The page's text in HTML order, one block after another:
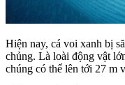
Hiện nay, cá voi xanh bị
chủng. Là loài động vật
chúng có thể lên tới 27 m